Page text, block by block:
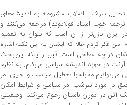
سرشتِ انقلاب مشروطه به اندیشه‌های
خوب استاد فولادوند) مراجعه می‌کنند و
نازل‌تر از آن است که بتوان به تعمیم
فکر کردم حالا که ایشان به این نکته اشاره
در چه سطحی است. قبل از اینکه این بحث
آرنت در حوزه اندیشه سیاسی می‌کنم. به نظرم
می‌توانیم مقابله با تعطیل سیاست و احیای امر
در مورد سرشتِ امر سیاسی و شرایط امکان
آتن در دوران باستان رجوع می‌کند. وضعیتی